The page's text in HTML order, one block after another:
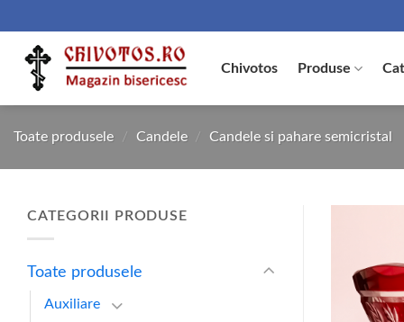
to
content
Chivotos Produse
Toate produsele / Candele / Candele si pahare semicristal
CATEGORII PRODUSE
Toate produsele
Auxiliare